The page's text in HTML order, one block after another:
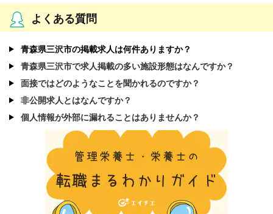
よくある質問
青森県三沢市の掲載求人は何件ありますか？
青森県三沢市で求人掲載の多い施設形態はなんですか？
面接ではどのようなことを聞かれるのですか？
非公開求人とはなんですか？
個人情報が外部に漏れることはありませんか？